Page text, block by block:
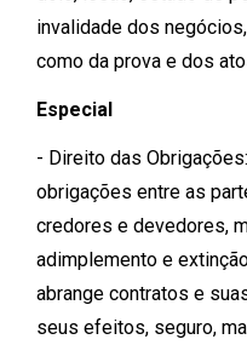
invalidade dos
como da prova e dos
Especial
- Direito das
obrigações entre as
credores e devedores,
adimplemento e
abrange contratos e
seus efeitos, seguro,